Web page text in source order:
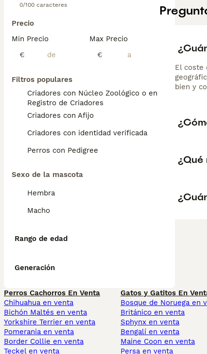
0/100 caracteres
Precio
Min Precio
€
Max Precio
€
Filtros populares
Criadores con Núcleo Zoológico o en el
Registro de Criadores
Criadores con Afijo
Criadores con identidad verificada
Perros con Pedigree
Sexo de la mascota
Hembra
Macho
Rango de edad
Generación
El coste
bien y
¿Qué
Perros Cachorros En Venta
Chihuahua en venta
Bichón Maltés en venta
Yorkshire Terrier en venta
Pomerania en venta
Border Collie en venta
Teckel en venta
Gatos y Gatitos En
Bosque de Noruega en
Británico en venta
Sphynx en venta
Bengalí en venta
Maine Coon en venta
Persa en venta